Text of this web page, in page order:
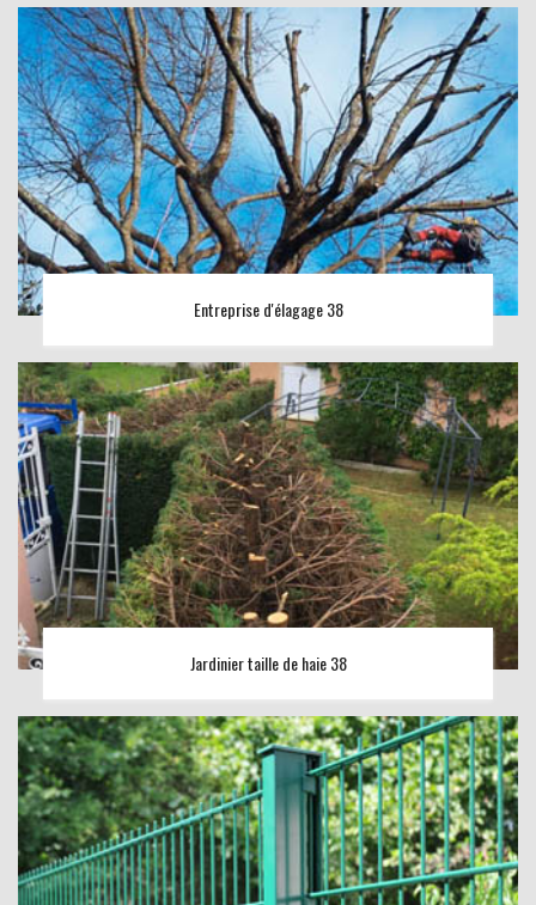
Entreprise d'élagage 38
Jardinier taille de haie 38